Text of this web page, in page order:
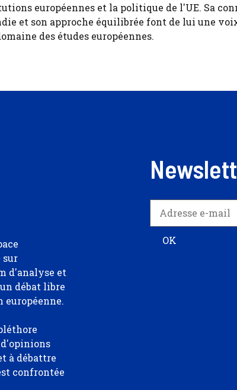
européennes et la politique de l'UE. Sa
et son approche équilibrée font de lui une
des études européennes.
sur
d'analyse et
débat libre
à débattre
confrontée